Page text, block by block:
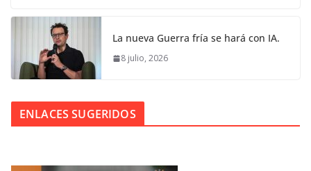
La nueva Guerra fría se hará con IA.
8 julio, 2026
ENLACES SUGERIDOS